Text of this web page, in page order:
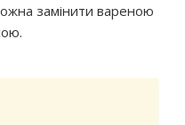
замінити вареною